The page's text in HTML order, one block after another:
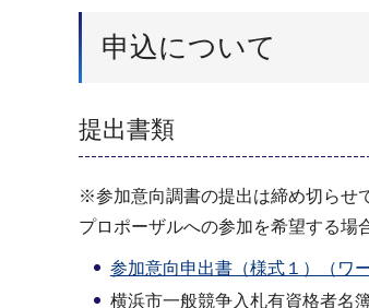
申込について
提出書類
※参加意向調書の提出は締め切らせ
プロポーザルへの参加を希望する場
参加意向申出書（様式１）（ワ
横浜市一般競争入札有資格者名